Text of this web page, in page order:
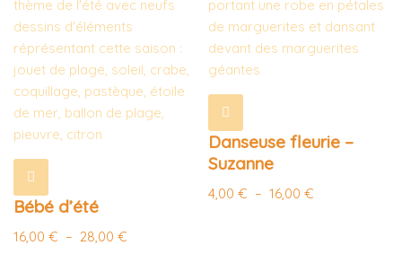
Bébé d’été
16,00 € – 28,00 €
Danseuse fleurie –
Suzanne
4,00€ – 16,00€